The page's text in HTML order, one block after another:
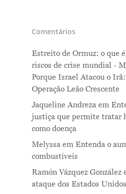
Comentários
Estreito de Ormuz: o que
riscos de crise mundial -
Porque Israel Atacou o
Operação Leão Crescente
Jaqueline Andreza em
justiça que permite tratar
como doença
Melyssa em Entenda o
combustíveis
Ramón Vázquez González
ataque dos Estados